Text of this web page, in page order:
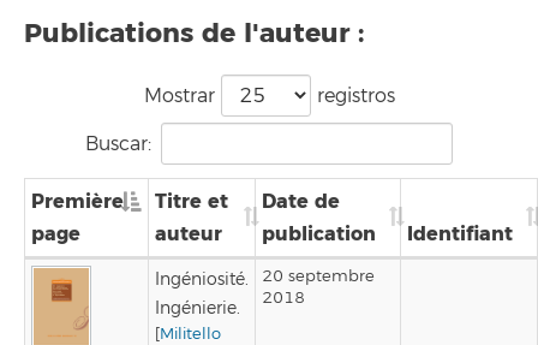
Publications de l'auteur :
Mostrar
registros
Buscar:
Première
page
Titre et
auteur
Date de
publication
Identifiant
Ingéniosité.
Ingénierie.
[Militello
20 septembre
2018